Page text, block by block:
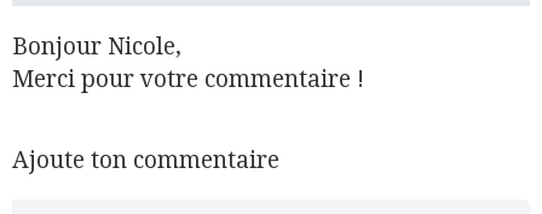
Bonjour Nicole,
Merci pour votre commentaire !
Ajoute ton commentaire